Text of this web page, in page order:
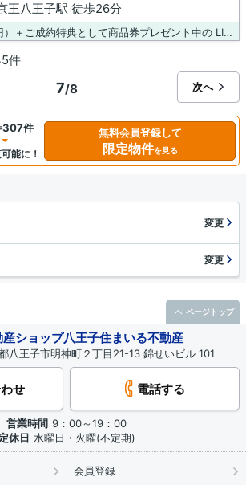
王八王子駅 徒歩26分
仲介手数料無料（０円）＋ご成約特典として商品券プレゼント中の LIXIL不動産ショップ八王子住まいる不動産にお任せください！
件
7/8 次へ
307件
能に！
無料会員登録して
限定物件を見る
変更
変更
ショップ八王子住まいる不動産
八王子市明神町２丁目21-13 錦せいビル 101
せ 電話する
営業時間 9：00～19：00
定休日 水曜日・火曜(不定期)
会員登録
ページトップ